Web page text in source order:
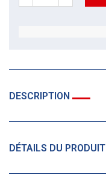
DESCRIPTION
DÉTAILS DU PRODUIT